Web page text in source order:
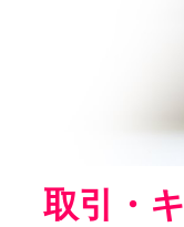
取引・